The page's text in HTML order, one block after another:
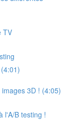
TV
3D ! (4:05)
l'A/B testing !